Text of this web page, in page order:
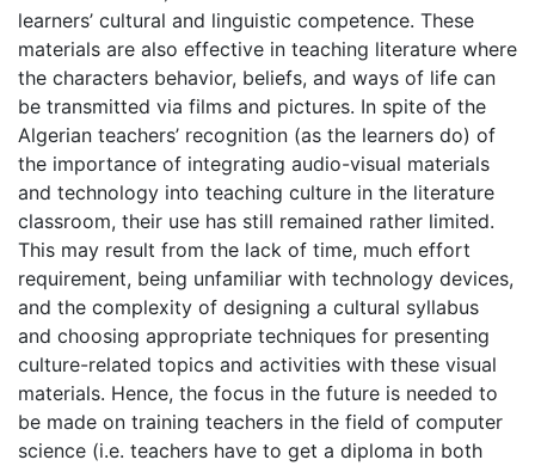
learners’ cultural and linguistic competence. These
materials are also effective in teaching literature where
the characters behavior, beliefs, and ways of life can
be transmitted via films and pictures. In spite of the
Algerian teachers’ recognition (as the learners do) of
the importance of integrating audio-visual materials
and technology into teaching culture in the literature
classroom, their use has still remained rather limited.
This may result from the lack of time, much effort
requirement, being unfamiliar with technology devices,
and the complexity of designing a cultural syllabus
and choosing appropriate techniques for presenting
culture-related topics and activities with these visual
materials. Hence, the focus in the future is needed to
be made on training teachers in the field of computer
science (i.e. teachers have to get a diploma in both